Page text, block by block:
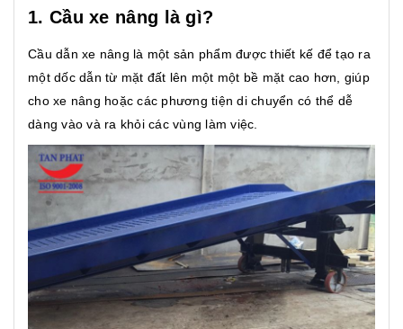
1. Cầu xe nâng là gì?
Cầu dẫn xe nâng là một sản phẩm được thiết kế để tạo ra
một dốc dẫn từ mặt đất lên một một bề mặt cao hơn, giúp
cho xe nâng hoặc các phương tiện di chuyển có thể dễ
dàng vào và ra khỏi các vùng làm việc.